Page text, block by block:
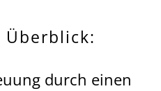
durch einen